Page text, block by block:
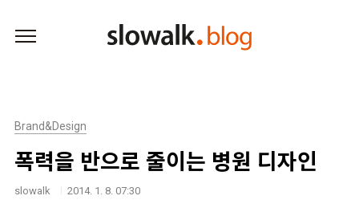
Brand&Design
폭력을 반으로 줄이는 병원 디자인
slowalk 2014. 1. 8. 07:30